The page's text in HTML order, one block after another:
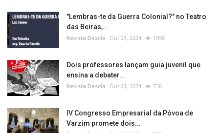
"Lembras-te da Guerra Colonial?" no Teatro
das Beiras,...
Revista Descla Out 21, 2024 1090
Dois professores lançam guia juvenil que
ensina a debater...
Revista Descla Out 21, 2024 738
IV Congresso Empresarial da Póvoa de
Varzim promete dois...